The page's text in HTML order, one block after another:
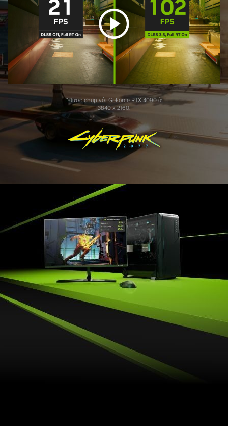
*Được chụp với GeForce RTX 4090 ở
3840 x 2160.